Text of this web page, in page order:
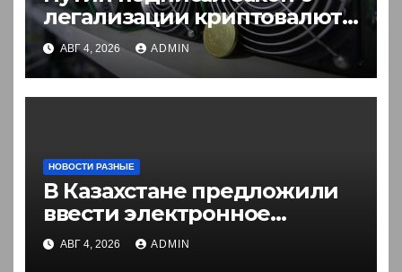
легализации криптовалют
в России. Что нужно знать
АВГ 4, 2026 ADMIN
НОВОСТИ РАЗНЫЕ
В Казахстане предложили
ввести электронное
разрешение на въезд для
иностранцев
АВГ 4, 2026 ADMIN